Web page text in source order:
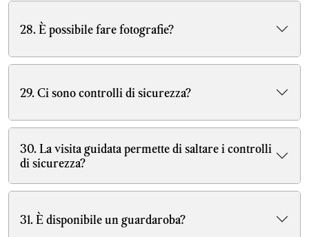
28. È possibile fare fotografie?
29. Ci sono controlli di sicurezza?
30. La visita guidata permette di saltare i controlli
di sicurezza?
31. È disponibile un guardaroba?